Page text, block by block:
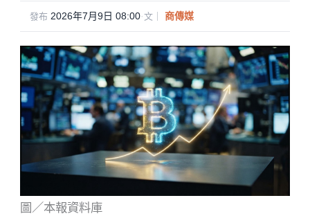
發布 2026年7月9日 08:00·文｜ 商傳媒
圖／本報資料庫